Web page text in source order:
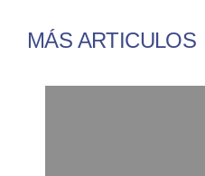
MÁS ARTICULOS